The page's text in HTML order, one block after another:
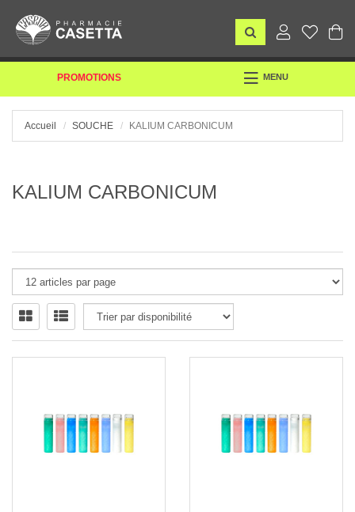
PROMOTIONS
TOGGLE
MENU
Accueil SOUCHE KALIUM CARBONICUM
KALIUM CARBONICUM